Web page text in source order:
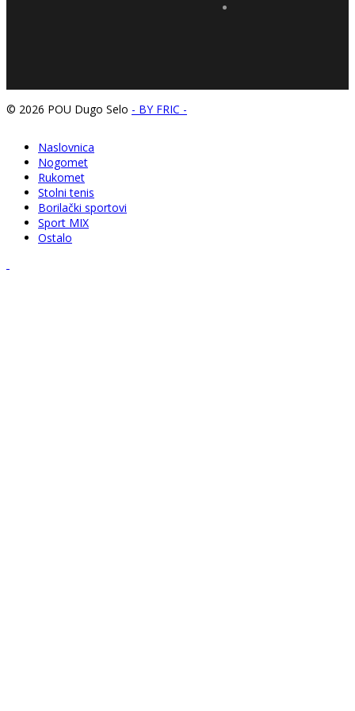
© 2026 POU Dugo Selo - BY FRIC -
Naslovnica
Nogomet
Rukomet
Stolni tenis
Borilački sportovi
Sport MIX
Ostalo